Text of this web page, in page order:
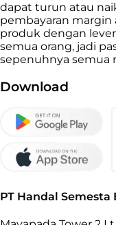
dapat turun atau
pembayaran margin
produk dengan
semua orang, jadi
sepenuhnya semua
Download
PT Handal Semesta